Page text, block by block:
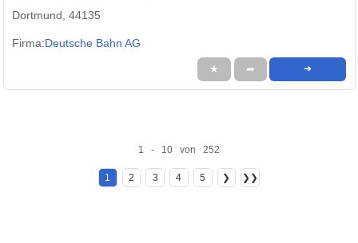
Dortmund, 44135
Firma:Deutsche Bahn AG
★ ➦ ➜
1 - 10 von 252
1 2 3 4 5 ❯ ❯❯